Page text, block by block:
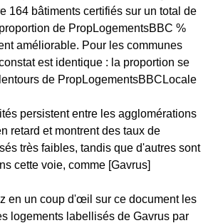
164 bâtiments certifiés sur un total de
de PropLogementsBBC %
améliorable. Pour les communes
est identique : la proportion se
de PropLogementsBBCLocale
persistent entre les agglomérations
retard et montrent des taux de
très faibles, tandis que d'autres sont
cette voie, comme [Gavrus]
en un coup d'œil sur ce document les
logements labellisés de Gavrus par